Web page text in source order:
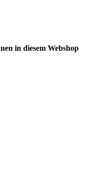
in diesem Webshop